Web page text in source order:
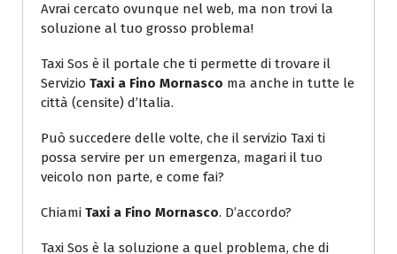
Avrai cercato ovunque nel web, ma non trovi la
soluzione al tuo grosso problema!
Taxi Sos è il portale che ti permette di trovare il
Servizio Taxi a Fino Mornasco ma anche in tutte le
città (censite) d’Italia.
Può succedere delle volte, che il servizio Taxi ti
possa servire per un emergenza, magari il tuo
veicolo non parte, e come fai?
Chiami Taxi a Fino Mornasco. D’accordo?
Taxi Sos è la soluzione a quel problema, che di